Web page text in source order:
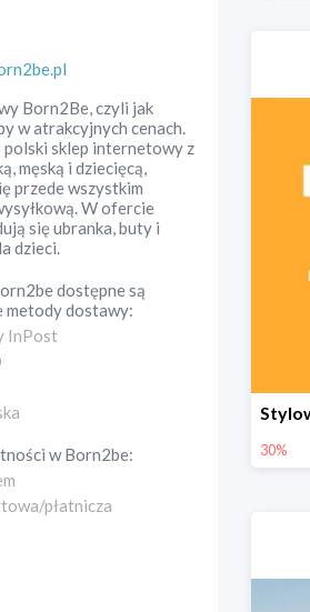
Born2Be, czyli jak
w atrakcyjnych cenach.
sklep internetowy z
męską i dziecięcą,
przede wszystkim
W ofercie
się ubranka, buty i
dzieci.
dostępne są
metody dostawy:
InPost
wBorn2be:
płatnicza
30%